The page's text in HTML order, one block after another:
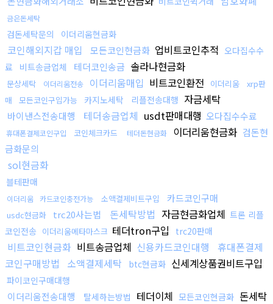
금은돈세탁
검돈세탁문의 이더리움현금화
코인해외지갑 매입 모든코인현금화 업비트코인추적 오다집수수
료
비트송금업체 테더코인송금 솔라나현금화
문상세탁 이더리움전송 이더리움매입 비트코인환전 이더리움
xrp판
매
모든코인구입가능 카지노세탁 리플전송대행 자금세탁
바이낸스전송대행 테더송금업체 usdt판매대행 오다집수수료
휴대폰결제코인구입 코인체크카드 테더돈현금화 이더리움현금화 검돈현
금화문의
sol현금화
블테판매
이더리움 카드코인충전가능 소액결제비트구입 카드코인구매
usdc현금화 trc20사는법 돈세탁방법 자금현금화업체 트론 리플
코인전송 이더리움메타마스크 테더tron구입 trc20판매
비트코인현금화 비트송금업체 신용카드코인대행
휴대폰결제
코인구매방법
소액결제세탁 btc현금화 신세계상품권비트구입
파이코인구매대행
이더리움전송대행 탈세하는방법 테더이체 모든코인현금화 돈세탁